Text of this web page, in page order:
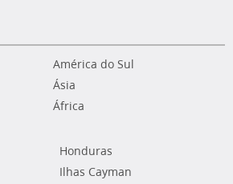
América do Sul
Ásia
África
Honduras
Ilhas Cayman